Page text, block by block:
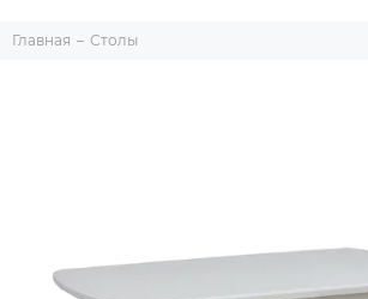
Главная Столы